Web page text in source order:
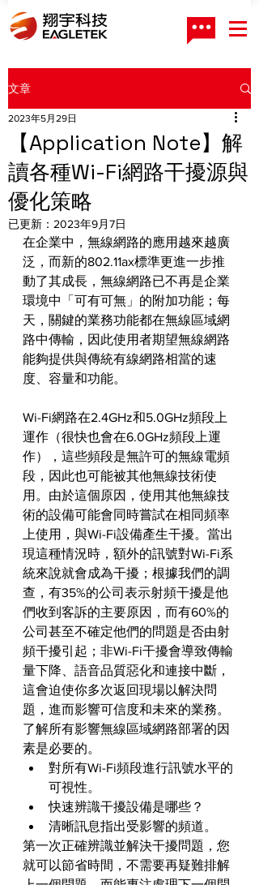
文章
【Application Note】解
讀各種Wi-Fi網路干擾源與
優化策略
2023年5月29日
已更新： 2023年9月7日
在企業中，無線網路的應用越來越廣
泛，而新的802.11ax標準更進一步推
動了其成長，無線網路已不再是企業
環境中「可有可無」的附加功能；每
天，關鍵的業務功能都在無線區域網
路中傳輸，因此使用者期望無線網路
能夠提供與傳統有線網路相當的速
度、容量和功能。
Wi-Fi網路在2.4GHz和5.0GHz頻段上
運作（很快也會在6.0GHz頻段上運
作），這些頻段是無許可的無線電頻
段，因此也可能被其他無線技術使
用。由於這個原因，使用其他無線技
術的設備可能會同時嘗試在相同頻率
上使用，與Wi-Fi設備產生干擾。當出
現這種情況時，額外的訊號對Wi-Fi系
統來說就會成為干擾；根據我們的調
查，有35%的公司表示射頻干擾是他
們收到客訴的主要原因，而有60%的
公司甚至不確定他們的問題是否由射
頻干擾引起；非Wi-Fi干擾會導致傳輸
量下降、語音品質惡化和連接中斷，
這會迫使你多次返回現場以解決問
題，進而影響可信度和未來的業務。
了解所有影響無線區域網路部署的因
素是必要的。
對所有Wi-Fi頻段進行訊號水平的
可視性。
快速辨識干擾設備是哪些？
清晰訊息指出受影響的頻道。
第一次正確辨識並解決干擾問題，您
就可以節省時間，不需要再疑難排解